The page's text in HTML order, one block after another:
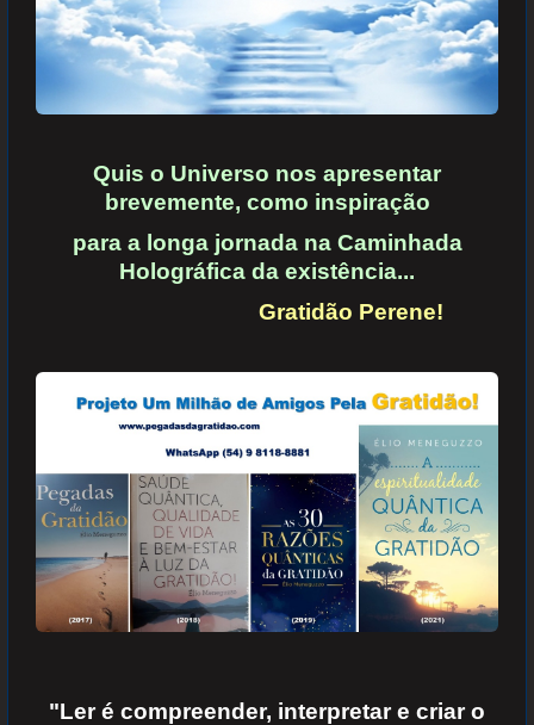
Quis o Universo nos apresentar
brevemente, como inspiração
para a longa jornada na Caminhada
Holográfica da existência...
Gratidão Perene!
"Ler é compreender, interpretar e criar o